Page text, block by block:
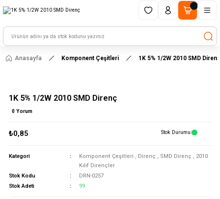
HAYAL ET - TASARLA - ÇALIŞTIR
Anasayfa Komponent Çeşitleri 1K 5% 1/2W 2010 SMD Direnç
1K 5% 1/2W 2010 SMD Direnç
0 Yorum
₺0,85 Stok Durumu
Kategori Komponent Çeşitleri , Direnç , SMD Direnç , 2010
Kılıf Dirençler
Stok Kodu
DRN-0257
Stok Adeti
99